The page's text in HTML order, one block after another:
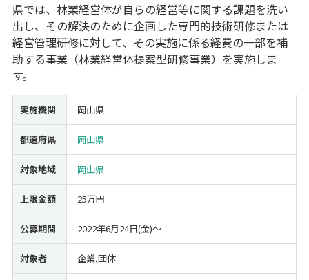
使い道
経営改善・経営強化 販路拡大 海外展開 設備投資
IT導入
人材採用・雇用
人材育成・福利厚生
特許・知的財産
受付中のみ
検索
県では、林業経営体が自らの経営等に関する課題を洗い
出し、その解決のために企画した専門的技術研修または
経営管理研修に対して、その実施に係る経費の一部を補
助する事業（林業経営体提案型研修事業）を実施しま
す。
実施機関 岡山県
都道府県 岡山県
対象地域 岡山県
上限金額 25万円
公募期間 2022年6月24日(金)〜
対象者 企業,団体